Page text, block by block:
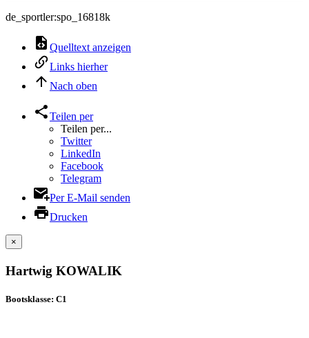
de_sportler:spo_16818k
Quelltext anzeigen
Links hierher
Nach oben
Teilen per
Teilen per...
Twitter
LinkedIn
Facebook
Telegram
Per E-Mail senden
Drucken
×
Hartwig KOWALIK
Bootsklasse: C1